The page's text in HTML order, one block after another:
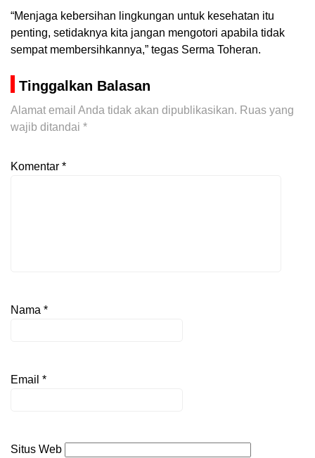
“Menjaga kebersihan lingkungan untuk kesehatan itu
penting, setidaknya kita jangan mengotori apabila tidak
sempat membersihkannya,” tegas Serma Toheran.
Tinggalkan Balasan
Alamat email Anda tidak akan dipublikasikan. Ruas yang
wajib ditandai *
Komentar *
Nama *
Email *
Situs Web